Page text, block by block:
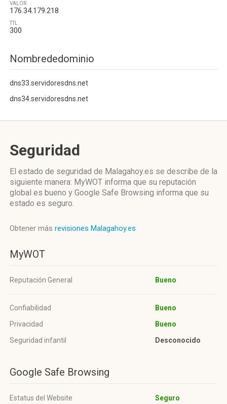
VALOR
176.34.179.218
TTL
300
Nombrededominio
dns33.servidoresdns.net
dns34.servidoresdns.net
Seguridad
El estado de seguridad de Malagahoy.es se describe de la
siguiente manera: MyWOT informa que su reputación
global es bueno y Google Safe Browsing informa que su
estado es seguro.
Obtener más revisiones Malagahoy.es
MyWOT
Reputación General Bueno
Confiabilidad
Bueno
Privacidad
Bueno
Seguridad infantil
Desconocido
Google Safe Browsing
Estatus del Website Seguro